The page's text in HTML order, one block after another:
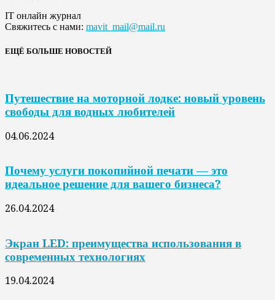
IT онлайн журнал
Свяжитесь с нами: mavit_mail@mail.ru
ЕЩЁ БОЛЬШЕ НОВОСТЕЙ
Путешествие на моторной лодке: новый уровень
свободы для водных любителей
04.06.2024
Почему услуги покопийной печати — это
идеальное решение для вашего бизнеса?
26.04.2024
Экран LED: преимущества использования в
современных технологиях
19.04.2024